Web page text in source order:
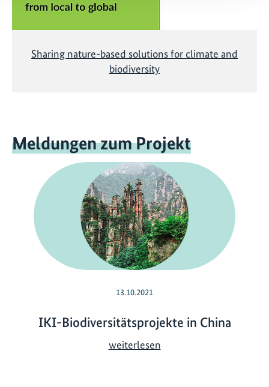
Sharing nature-based solutions for climate and
biodiversity
Meldungen zum Projekt
13.10.2021
IKI-Biodiversitätsprojekte in China
weiterlesenI